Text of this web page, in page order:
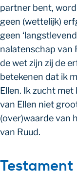
partner bent,
geen (wettelijk)
geen
nalatenschap van
de wet zijn zij de
betekenen dat ik
Ellen. Ik zucht met
van Ellen niet
(over)waarde van
van Ruud.
Testament